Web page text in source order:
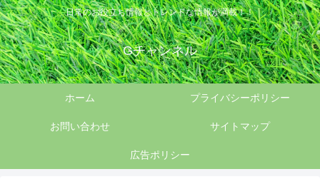
日常のお役立ち情報とトレンドな情報が満載！！
Gチャンネル
ホーム プライバシーポリシー
お問い合わせ サイトマップ
広告ポリシー